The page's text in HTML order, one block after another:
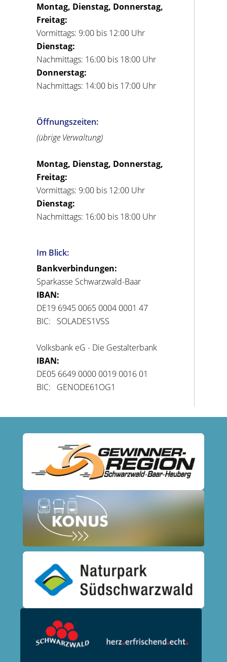
Montag, Dienstag, Donnerstag,
Freitag:
Vormittags: 9:00 bis 12:00 Uhr
Dienstag:
Nachmittags: 16:00 bis 18:00 Uhr
Donnerstag:
Nachmittags: 14:00 bis 17:00 Uhr
Öffnungszeiten:
(übrige Verwaltung)
Montag, Dienstag, Donnerstag,
Freitag:
Vormittags: 9:00 bis 12:00 Uhr
Dienstag:
Nachmittags: 16:00 bis 18:00 Uhr
Im Blick:
Bankverbindungen:
Sparkasse Schwarzwald-Baar
IBAN:
DE19 6945 0065 0004 0001 47
BIC: SOLADES1VSS
Volksbank eG - Die Gestalterbank
IBAN:
DE05 6649 0000 0019 0016 01
BIC: GENODE61OG1